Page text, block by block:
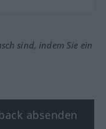
sind, indem Sie ein
absenden